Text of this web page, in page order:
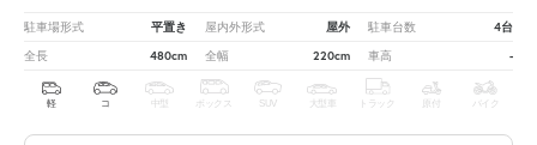
駐車場形式 平置き 屋内外形式 屋外 駐車台数 4台
全長 480cm 全幅 220cm 車高 -
軽 コ 中型 ボックス SUV 大型車 トラック 原付 バイク